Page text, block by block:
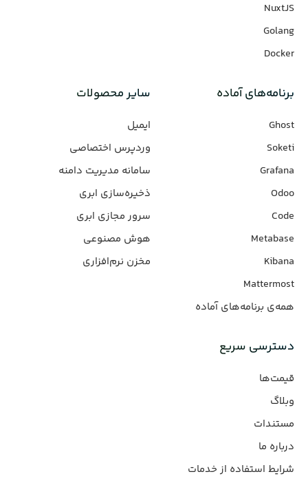
NuxtJS
Golang
Docker
برنامه‌های‌ آماده
Ghost
Soketi
Grafana
Odoo
Code
Metabase
Kibana
Mattermost
همه‌ی برنامه‌های آماده
سایر محصولات
ایمیل
وردپرس‌ اختصاصی
سامانه مدیریت دامنه
ذخیره‌سازی ابری
سرور مجازی ابری
هوش مصنوعی
مخزن نرم‌افزاری
دسترسی سریع
قیمت‌ها
وبلاگ
مستندات
درباره ما
شرایط استفاده از خدمات